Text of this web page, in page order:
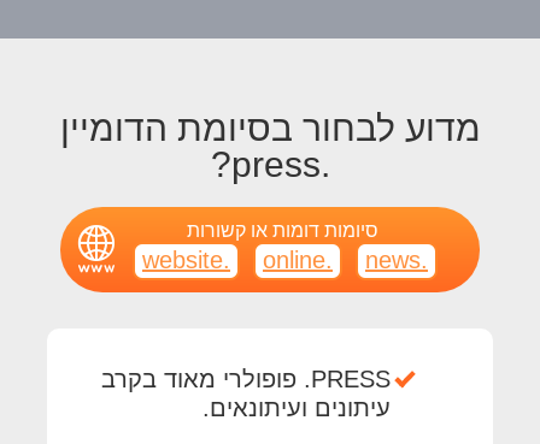
מדוע לבחור בסיומת הדומיין
.press?
סיומות דומות או קשורות
.news
.online
.website
PRESS. פופולרי מאוד בקרב
עיתונים ועיתונאים.